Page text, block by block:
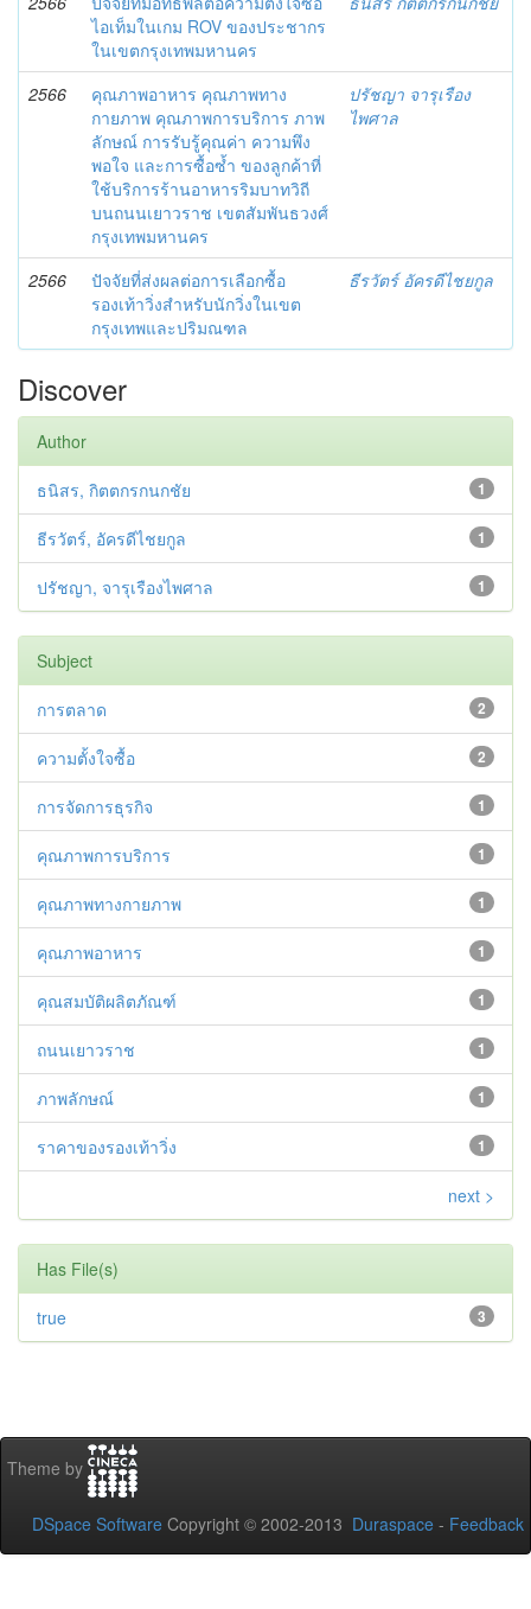
ไอเท็มในเกม ROV ของประชากร
ในเขตกรุงเทพมหานคร
2566
คุณภาพอาหาร คุณภาพทาง
กายภาพ คุณภาพการบริการ ภาพ
ลักษณ์ การรับรู้คุณค่า ความพึง
พอใจ และการซื้อซ้ำ ของลูกค้าที่
ใช้บริการร้านอาหารริมบาทวิถี
บนถนนเยาวราช เขตสัมพันธวงศ์
กรุงเทพมหานคร
ปรัชญา จารุเรือง
ไพศาล
2566
ปัจจัยที่ส่งผลต่อการเลือกซื้อ
รองเท้าวิ่งสำหรับนักวิ่งในเขต
กรุงเทพและปริมณฑล
ธีรวัตร์ อัครดีไชยกูล
Discover
Author
1
ธนิสร, กิตตกรกนกชัย
1
ธีรวัตร์, อัครดีไชยกูล
1
ปรัชญา, จารุเรืองไพศาล
Subject
2
การตลาด
2
ความตั้งใจซื้อ
1
การจัดการธุรกิจ
1
คุณภาพการบริการ
1
คุณภาพทางกายภาพ
1
คุณภาพอาหาร
1
คุณสมบัติผลิตภัณฑ์
1
ถนนเยาวราช
1
ภาพลักษณ์
1
ราคาของรองเท้าวิ่ง
next >
Has File(s)
3
true
Theme by
DSpace Software Copyright © 2002-2013 Duraspace - Feedback